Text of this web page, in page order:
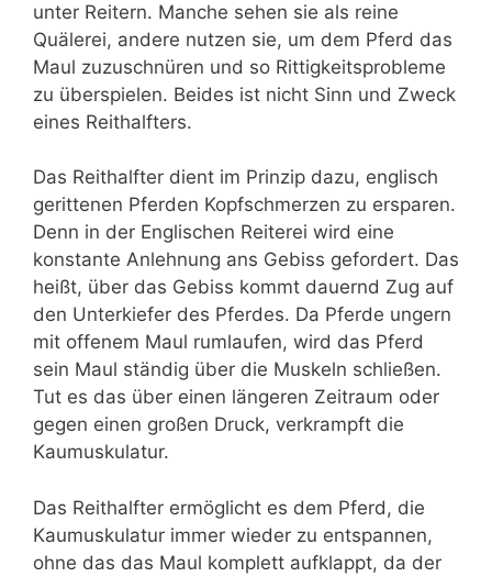
unter Reitern. Manche sehen sie als reine
Quälerei, andere nutzen sie, um dem Pferd das
Maul zuzuschnüren und so Rittigkeitsprobleme
zu überspielen. Beides ist nicht Sinn und Zweck
eines Reithalfters.
Das Reithalfter dient im Prinzip dazu, englisch
gerittenen Pferden Kopfschmerzen zu ersparen.
Denn in der Englischen Reiterei wird eine
konstante Anlehnung ans Gebiss gefordert. Das
heißt, über das Gebiss kommt dauernd Zug auf
den Unterkiefer des Pferdes. Da Pferde ungern
mit offenem Maul rumlaufen, wird das Pferd
sein Maul ständig über die Muskeln schließen.
Tut es das über einen längeren Zeitraum oder
gegen einen großen Druck, verkrampft die
Kaumuskulatur.
Das Reithalfter ermöglicht es dem Pferd, die
Kaumuskulatur immer wieder zu entspannen,
ohne das das Maul komplett aufklappt, da der